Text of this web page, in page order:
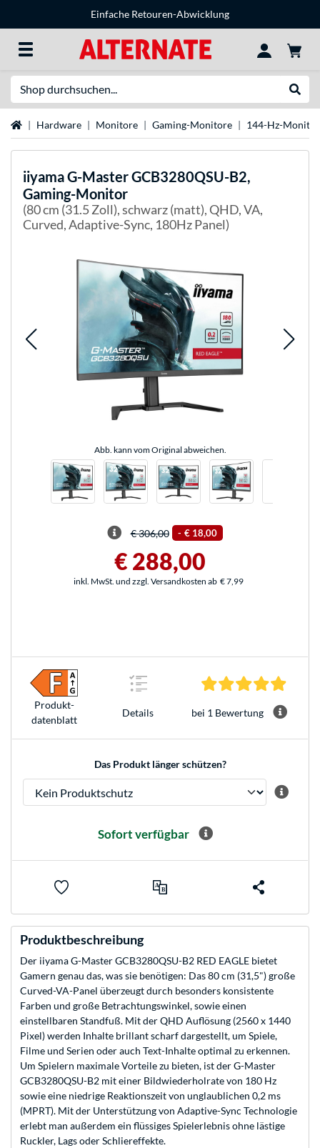
Einfache Retouren-Abwicklung
StartseiteHardware Monitore Gaming-Monitore 144-Hz-
iiyamaG-Master GCB3280QSU-B2,
Gaming-Monitor
(80 cm (31.5 Zoll), schwarz (matt), QHD, VA,
Curved, Adaptive-Sync, 180Hz Panel)
Abb. kann vom Original abweichen.
€ 306,00 - € 18,00
€ 288,00
inkl. MwSt. und zzgl. Versandkosten ab € 7,99
Produkt­
datenblatt
Details bei 1 Bewertung
Das Produkt länger schützen?
Sofort verfügbar
Produktbeschreibung
Der iiyama G-Master GCB3280QSU-B2 RED EAGLE bietet
Gamern genau das, was sie benötigen: Das 80 cm (31,5") große
Curved-VA-Panel überzeugt durch besonders konsistente
Farben und große Betrachtungswinkel, sowie einen
einstellbaren Standfuß. Mit der QHD Auflösung (2560 x 1440
Pixel) werden Inhalte brillant scharf dargestellt, um Spiele,
Filme und Serien oder auch Text-Inhalte optimal zu erkennen.
Um Spielern maximale Vorteile zu bieten, ist der G-Master
GCB3280QSU-B2 mit einer Bildwiederholrate von 180 Hz
sowie eine niedrige Reaktionszeit von unglaublichen 0,2 ms
(MPRT). Mit der Unterstützung von Adaptive-Sync Technologie
erlebt man außerdem ein flüssiges Spielerlebnis ohne lästige
Ruckler, Lags oder Schliereffekte.